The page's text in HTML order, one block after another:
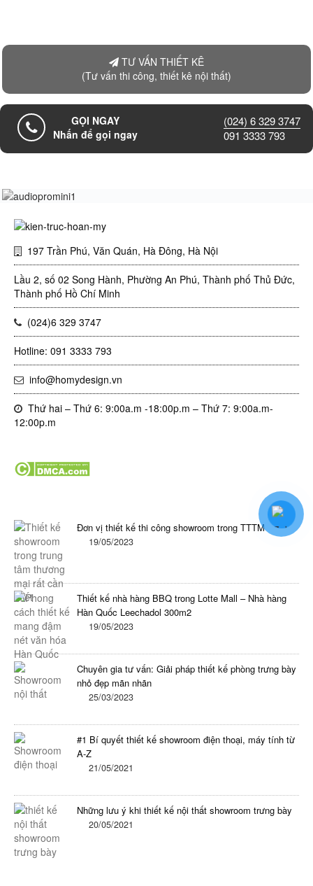
TƯ VẤN THIẾT KÊ
(Tư vấn thi công, thiết kê nội thất)
GỌI NGAY
Nhấn để gọi ngay
(024) 6 329 3747
091 3333 793
197 Trần Phú, Văn Quán, Hà Đông, Hà Nội
Lầu 2, số 02 Song Hành, Phường An Phú, Thành phố Thủ Đức,
Thành phố Hồ Chí Minh
(024)6 329 3747
Hotline: 091 3333 793
info@homydesign.vn
Thứ hai – Thứ 6: 9:00a.m -18:00p.m – Thứ 7: 9:00a.m-
12:00p.m
Đơn vị thiết kế thi công showroom trong TTTM
19/05/2023
Thiết kế nhà hàng BBQ trong Lotte Mall – Nhà hàng
Hàn Quốc Leechadol 300m2
19/05/2023
Chuyên gia tư vấn: Giải pháp thiết kế phòng trưng bày
nhỏ đẹp mãn nhãn
25/03/2023
#1 Bí quyết thiết kế showroom điện thoại, máy tính từ
A-Z
21/05/2021
Những lưu ý khi thiết kế nội thất showroom trưng bày
20/05/2021